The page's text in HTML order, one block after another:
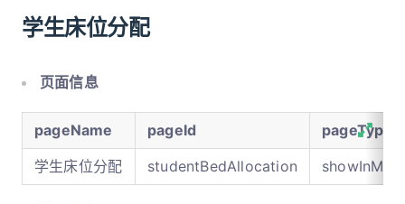
学生床位分配
页面信息
pageName pageId
pageType
学生床位分配
studentBedAllocation